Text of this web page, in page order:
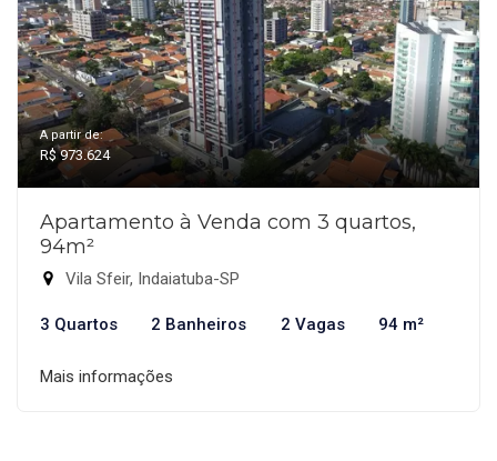
A partir de:
R$ 973.624
Apartamento à Venda com 3 quartos,
94m²
Vila Sfeir, Indaiatuba-SP
3 Quartos 2 Banheiros 2 Vagas 94 m²
Mais informações